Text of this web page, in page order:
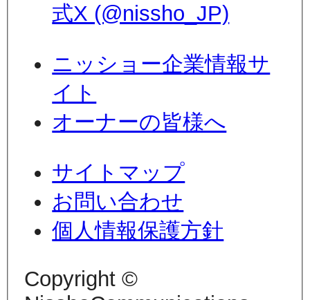
式X (@nissho_JP)
ニッショー企業情報サ
イト
オーナーの皆様へ
サイトマップ
お問い合わせ
個人情報保護方針
Copyright ©